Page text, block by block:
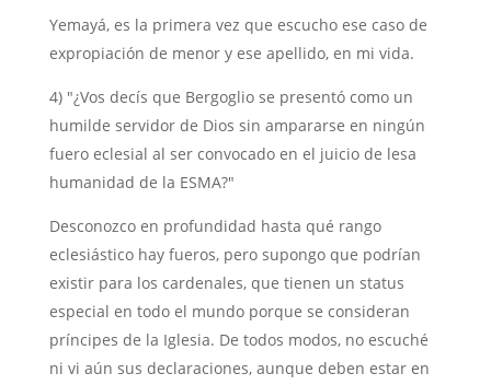
Yemayá, es la primera vez que escucho ese caso de
expropiación de menor y ese apellido, en mi vida.
4) "¿Vos decís que Bergoglio se presentó como un
humilde servidor de Dios sin ampararse en ningún
fuero eclesial al ser convocado en el juicio de lesa
humanidad de la ESMA?"
Desconozco en profundidad hasta qué rango
eclesiástico hay fueros, pero supongo que podrían
existir para los cardenales, que tienen un status
especial en todo el mundo porque se consideran
príncipes de la Iglesia. De todos modos, no escuché
ni vi aún sus declaraciones, aunque deben estar en